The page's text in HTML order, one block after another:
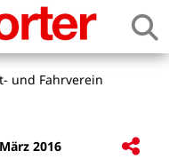
und Fahrverein
2016